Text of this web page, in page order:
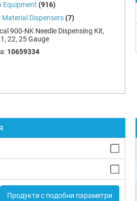
Equipment (916)
Material Dispensers (7)
900-NK Needle Dispensing Kit,
22, 25 Gauge
10659334
Продукти с подобни параметри